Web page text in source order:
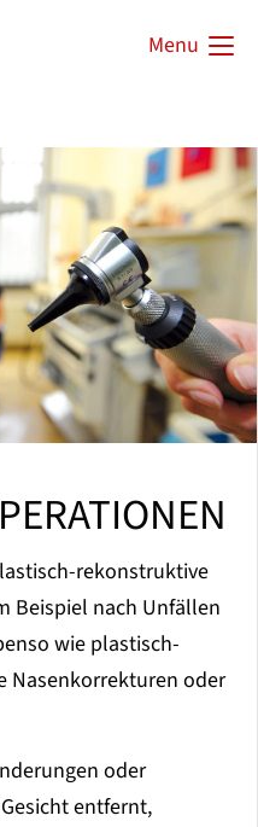
Menu
rekonstruktive
Beispiel nach Unfällen
wie plastisch-
Nasenkorrekturen oder
oder
entfernt,